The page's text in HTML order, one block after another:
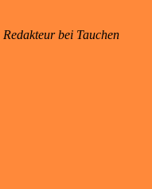
bei Tauchen